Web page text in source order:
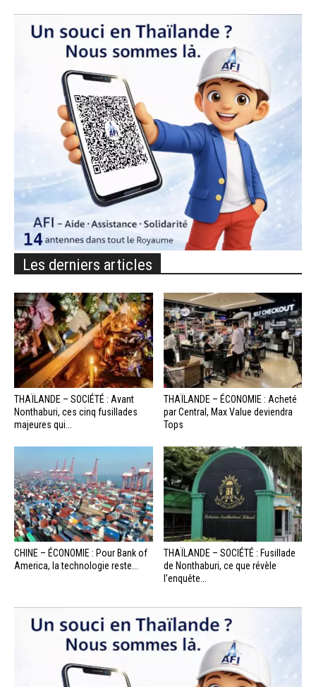
Les derniers articles
THAÏLANDE – SOCIÉTÉ : Avant
Nonthaburi, ces cinq fusillades
majeures qui...
THAÏLANDE – ÉCONOMIE : Acheté
par Central, Max Value deviendra
Tops
CHINE – ÉCONOMIE : Pour Bank of
America, la technologie reste...
THAÏLANDE – SOCIÉTÉ : Fusillade
de Nonthaburi, ce que révèle
l’enquête...